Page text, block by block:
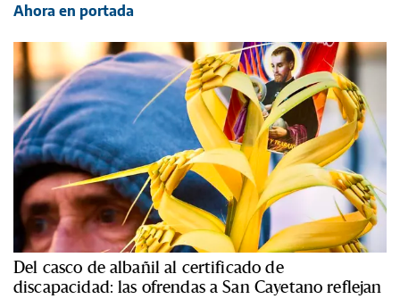
Ahora en portada
Del casco de albañil al certificado de
discapacidad: las ofrendas a San Cayetano reflejan